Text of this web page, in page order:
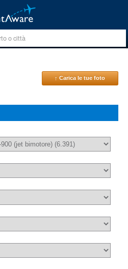
↑ Carica le tue foto